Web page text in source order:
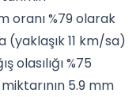
oranı %79 olarak
(yaklaşık 11 km/sa)
olasılığı %75
5.9 mm